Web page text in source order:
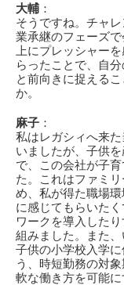
大輔 ：
そうですね。チャ
業承継のフェーズ
上にプレッシャー
らったことで、自
と前向きに捉える
か。
麻子 ：
私はレガシィへ来
いましたが、子供
で、この会社が子
た。これはファミ
め、私が得た職場
に感じてもらいた
ワークを導入した
組みました。また、
子供の小学校入学
う、時短勤務の対
軟な働き方を可能に